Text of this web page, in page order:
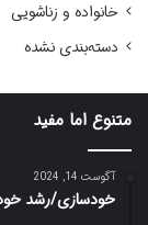
خانواده و زناشویی
دسته‌بندی نشده
متنوع اما مفید
آگوست 14, 2024
خودسازی/رشد